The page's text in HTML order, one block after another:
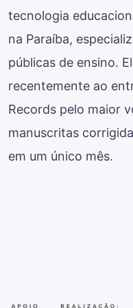
tecnologia
na Paraíba,
públicas de ensino.
recentemente ao
Records pelo maior
manuscritas
em um único mês.